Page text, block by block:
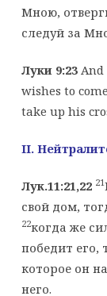
Мною,
следуй за
Луки 9:23And
wishes to
take up his
II.
Лук.11:21,22 21
свой дом,
22когда же
победит его,
которое он
него.